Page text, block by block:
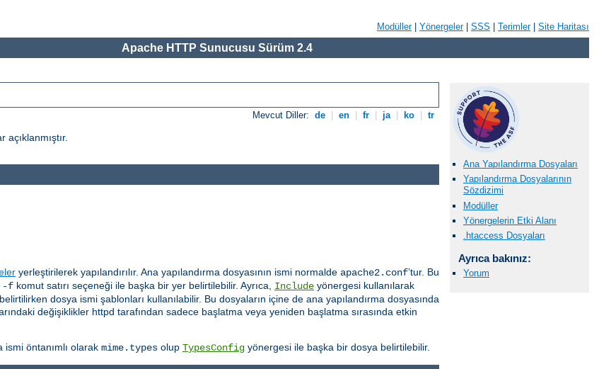
Modüller| Yönergeler| SSS Terimler| Site Haritası
Apache HTTP Sunucusu Sürüm 2.4
Mevcut Diller: de en fr ja ko tr
Ana Yapılandırma Dosyaları
Yapılandırma Dosyalarının
Sözdizimi
Modüller
Yönergelerin Etki Alanı
.htaccess Dosyaları
Ayrıca bakınız:
Yorum
yerleştirilerek yapılandırılır. Ana yapılandırma dosyasının ismi normalde apache2.conf’tur. Bu
-f komut satırı seçeneği ile başka bir yer belirtilebilir. Ayrıca, Include yönergesi kullanılarak
dosya ismi şablonları kullanılabilir. Bu dosyaların içine de ana yapılandırma dosyasında
değişiklikler httpd tarafından sadece başlatma veya yeniden başlatma sırasında etkin
öntanımlı olarak mime.types olup TypesConfig yönergesi ile başka bir dosya belirtilebilir.